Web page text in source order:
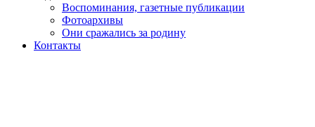
Воспоминания, газетные публикации
Фотоархивы
Они сражались за родину
Контакты